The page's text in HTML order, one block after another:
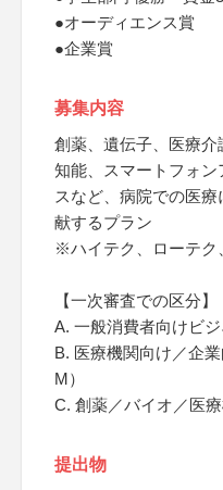
●オーディエンス賞
●企業賞
募集内容
創薬、遺伝子、医療
知能、スマートフォ
スなど、病院での医
献するプラン
※ハイテク、ローテク
【一次審査での区分】
A. 一般消費者向けビジ
B. 医療機関向け／企
M）
C. 創薬／バイオ／医
提出物